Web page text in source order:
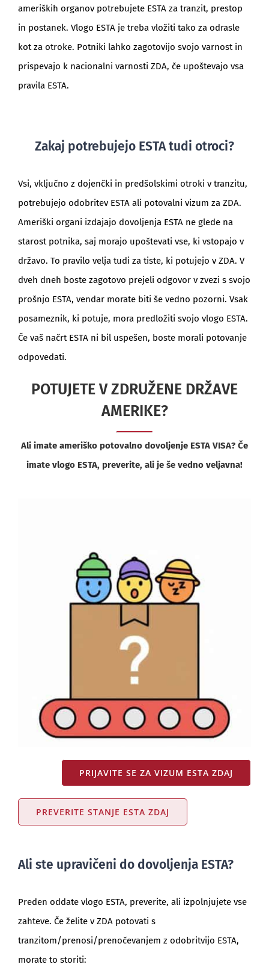
ameriških organov potrebujete ESTA za tranzit, prestop
in postanek. Vlogo ESTA je treba vložiti tako za odrasle
kot za otroke. Potniki lahko zagotovijo svojo varnost in
prispevajo k nacionalni varnosti ZDA, če upoštevajo vsa
pravila ESTA.
Zakaj potrebujejo ESTA tudi otroci?
Vsi, vključno z dojenčki in predšolskimi otroki v tranzitu,
potrebujejo odobritev ESTA ali potovalni vizum za ZDA.
Ameriški organi izdajajo dovoljenja ESTA ne glede na
starost potnika, saj morajo upoštevati vse, ki vstopajo v
državo. To pravilo velja tudi za tiste, ki potujejo v ZDA. V
dveh dneh boste zagotovo prejeli odgovor v zvezi s svojo
prošnjo ESTA, vendar morate biti še vedno pozorni. Vsak
posameznik, ki potuje, mora predložiti svojo vlogo ESTA.
Če vaš načrt ESTA ni bil uspešen, boste morali potovanje
odpovedati.
POTUJETE V ZDRUŽENE DRŽAVE
AMERIKE?
Ali imate ameriško potovalno dovoljenje ESTA VISA? Če
imate vlogo ESTA, preverite, ali je še vedno veljavna!
PRIJAVITE SE ZA VIZUM ESTA ZDAJ
PREVERITE STANJE ESTA ZDAJ
Ali ste upravičeni do dovoljenja ESTA?
Preden oddate vlogo ESTA, preverite, ali izpolnjujete vse
zahteve. Če želite v ZDA potovati s
tranzitom/prenosi/prenočevanjem z odobritvijo ESTA,
morate to storiti: